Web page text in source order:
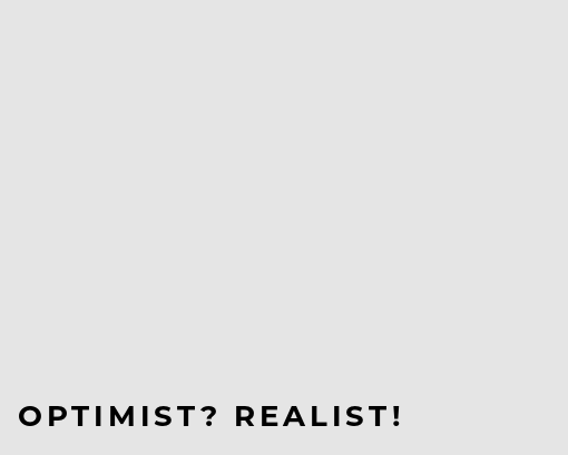
OPTIMIST? REALIST!